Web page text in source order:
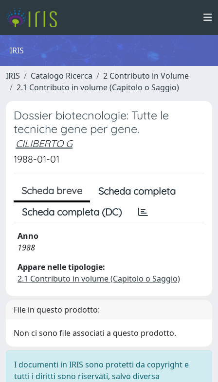
IRIS
IRIS Catalogo Ricerca
2 Contributo in Volume
2.1 Contributo in volume (Capitolo o Saggio)
Dossier biotecnologie: Tutte le
tecniche gene per gene.
CILIBERTO G
1988-01-01
Scheda breve
Scheda completa
Scheda completa (DC)
Anno
1988
Appare nelle tipologie:
2.1 Contributo in volume (Capitolo o Saggio)
File in questo prodotto:
Non ci sono file associati a questo prodotto.
I documenti in IRIS sono protetti da copyright e
tutti i diritti sono riservati, salvo diversa